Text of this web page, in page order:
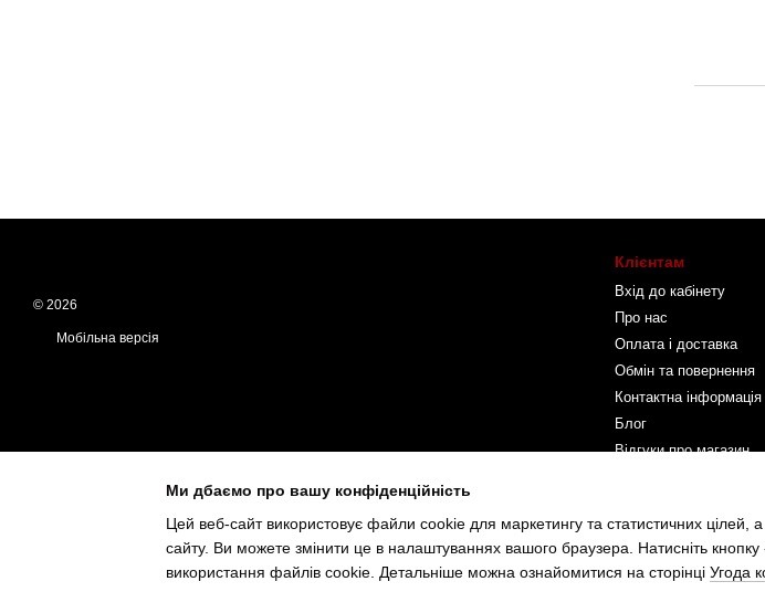
© 2026
Мобільна версія
Клієнтам
Вхід до кабінету
Про нас
Оплата і доставка
Обмін та повернення
Контактна інформація
Блог
Відгуки про магазин
Ми дбаємо про вашу конфіденційність
Цей веб-сайт використовує файли cookie для маркетингу та статистичних цілей,
сайту. Ви можете змінити це в налаштуваннях вашого браузера. Натисніть
використання файлів cookie. Детальніше можна ознайомитися на сторінці Угода